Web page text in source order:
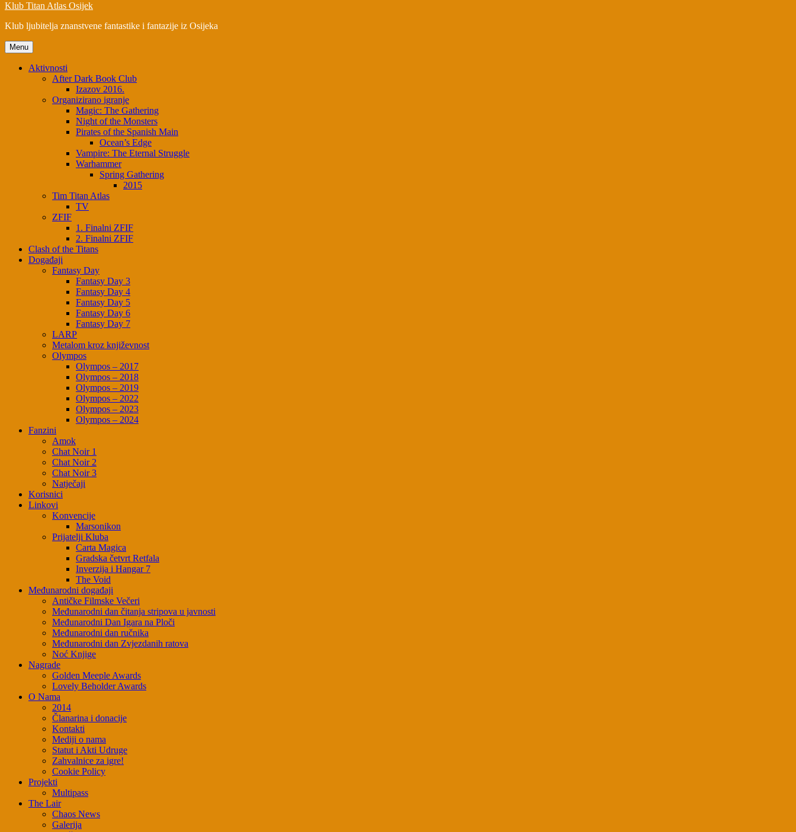
Klub Titan Atlas Osijek
Klub ljubitelja znanstvene fantastike i fantazije iz Osijeka
Menu
Aktivnosti
After Dark Book Club
Izazov 2016.
Organizirano igranje
Magic: The Gathering
Night of the Monsters
Pirates of the Spanish Main
Ocean’s Edge
Vampire: The Eternal Struggle
Warhammer
Spring Gathering
2015
Tim Titan Atlas
TV
ZFIF
1. Finalni ZFIF
2. Finalni ZFIF
Clash of the Titans
Događaji
Fantasy Day
Fantasy Day 3
Fantasy Day 4
Fantasy Day 5
Fantasy Day 6
Fantasy Day 7
LARP
Metalom kroz književnost
Olympos
Olympos – 2017
Olympos – 2018
Olympos – 2019
Olympos – 2022
Olympos – 2023
Olympos – 2024
Fanzini
Amok
Chat Noir 1
Chat Noir 2
Chat Noir 3
Natječaji
Korisnici
Linkovi
Konvencije
Marsonikon
Prijatelji Kluba
Carta Magica
Gradska četvrt Retfala
Inverzija i Hangar 7
The Void
Međunarodni događaji
Antičke Filmske Večeri
Međunarodni dan čitanja stripova u javnosti
Međunarodni Dan Igara na Ploči
Međunarodni dan ručnika
Međunarodni dan Zvjezdanih ratova
Noć Knjige
Nagrade
Golden Meeple Awards
Lovely Beholder Awards
O Nama
2014
Članarina i donacije
Kontakti
Mediji o nama
Statut i Akti Udruge
Zahvalnice za igre!
Cookie Policy
Projekti
Multipass
The Lair
Chaos News
Galerija